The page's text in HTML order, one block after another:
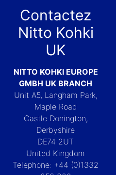
Contactez
Nitto Kohki
UK
NITTO KOHKI EUROPE
GMBH UK BRANCH
Unit A5, Langham Park,
Maple Road
Castle Donington,
Derbyshire
DE74 2UT
United Kingdom
Telephone: +44 (0)1332